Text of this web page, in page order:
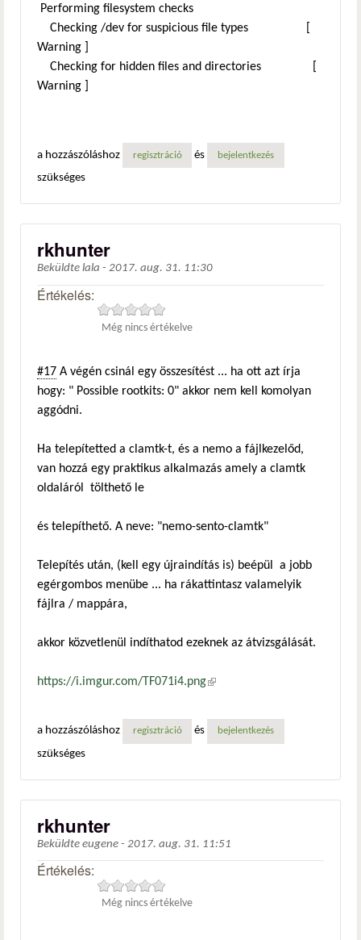
Performing filesystem checks
Checking /dev for suspicious file types [
Warning ]
Checking for hidden files and directories [
Warning ]
a hozzászóláshoz regisztráció és bejelentkezés
szükséges
rkhunter
Beküldte lala - 2017. aug. 31. 11:30
Értékelés:
Még nincs értékelve
#17 A végén csinál egy összesítést ... ha ott azt írja
hogy: " Possible rootkits: 0" akkor nem kell komolyan
aggódni.
Ha telepítetted a clamtk-t, és a nemo a fájlkezelőd,
van hozzá egy praktikus alkalmazás amely a clamtk
oldaláról tölthető le
és telepíthető. A neve: "nemo-sento-clamtk"
Telepítés után, (kell egy újraindítás is) beépül a jobb
egérgombos menübe ... ha rákattintasz valamelyik
fájlra / mappára,
akkor közvetlenül indíthatod ezeknek az átvizsgálását.
https://i.imgur.com/TF071i4.png(külső hivatkozás)
a hozzászóláshoz regisztráció és bejelentkezés
szükséges
rkhunter
Beküldte eugene - 2017. aug. 31. 11:51
Értékelés:
Még nincs értékelve